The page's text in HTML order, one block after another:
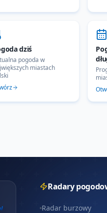
dziś
pogoda w
miastach
Radary
Radar burzowy